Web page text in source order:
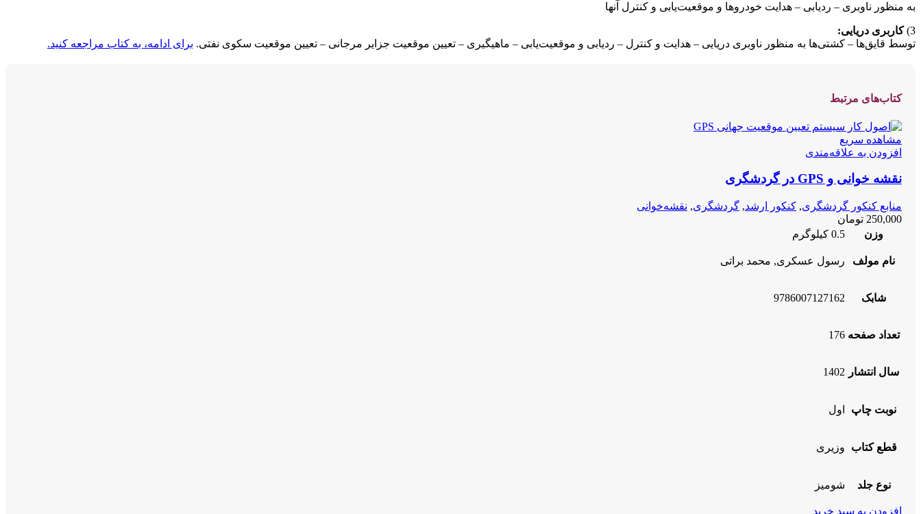
به منظور ناوبری – ردیابی – هدایت خودروها و موقعیت‌یابی و کنترل آنها
3) کاربری دریایی:
توسط قایق‌ها – کشتی‌ها به منظور ناوبری دریایی – هدایت و کنترل – ردیابی و موقعیت‌یابی – ماهیگیری – تعیین موقعیت جزایر مرجانی – تعیین موقعیت سکوی نفتی. برای ادامه، به کتاب مراجعه کنید.
کتاب‌های مرتبط
مشاهده سریع
افزودن به علاقه‌مندی
نقشه‌ خوانی و GPS در گردشگری
منابع کنکور گردشگری, کنکور ارشد, گردشگری, نقشه‌خوانی
250,000 تومان
وزن
0.5 کیلوگرم
نام مولف رسول عسکری, محمد براتی
شابک 9786007127162
تعداد صفحه 176
سال انتشار 1402
نوبت چاپ اول
قطع کتاب وزیری
نوع جلد شومیز
افزودن به سبد خرید